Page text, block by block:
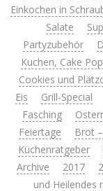
Einkochen in
Salate
Partyzubehör
Kuchen, Cake
Cookies und
Eis
Grill-Special
Fasching
Feiertage
Brot
Küchenratgeber
Archive
2017
und Heilendes